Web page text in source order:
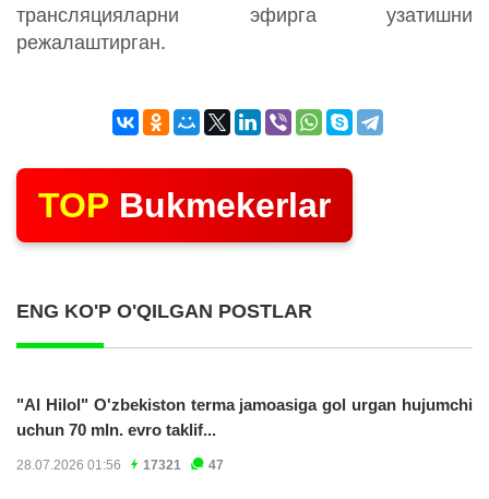
трансляцияларни эфирга узатишни
режалаштирган.
TOP Bukmekerlar
ENG KO'P O'QILGAN POSTLAR
"Al Hilol" O'zbekiston terma jamoasiga gol urgan hujumchi
uchun 70 mln. evro taklif...
28.07.2026 01:56 17321 47